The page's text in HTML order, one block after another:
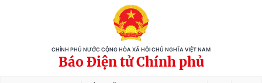
CHÍNH PHỦ NƯỚC CỘNG HÒA XÃ HỘI CHỦ NGHĨA VIỆT NAM
Báo Điện tử Chính phủ